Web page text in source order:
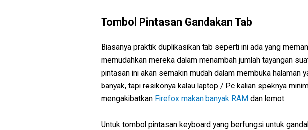
Tombol Pintasan Gandakan Tab
Biasanya praktik duplikasikan tab seperti ini ada yang
memudahkan mereka dalam menambah jumlah tayangan
pintasan ini akan semakin mudah dalam membuka halaman
banyak, tapi resikonya kalau laptop / Pc kalian speknya
mengakibatkan Firefox makan banyak RAM dan lemot.
Untuk tombol pintasan keyboard yang berfungsi untuk